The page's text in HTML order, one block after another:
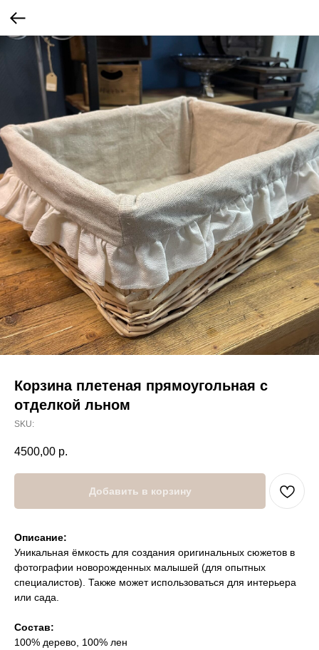
Корзина плетеная прямоугольная с
отделкой льном
SKU:
4500,00 р.
Добавить в корзину
Описание:
Уникальная ёмкость для создания оригинальных сюжетов в
фотографии новорожденных малышей (для опытных
специалистов). Также может использоваться для интерьера
или сада.
Состав:
100% дерево, 100% лен